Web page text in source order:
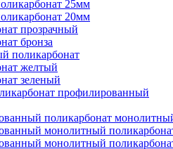
25мм
20мм
прозрачный
бронза
поликарбонат
желтый
зеленый
профилированный
поликарбонат
монолитный
монолитный